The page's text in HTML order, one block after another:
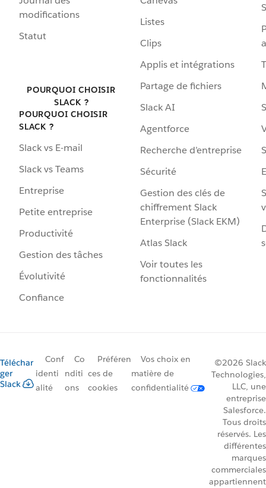
modifications
Statut
POURQUOI CHOISIR
SLACK ?
POURQUOI CHOISIR
SLACK ?
Slack vs E-mail
Slack vs Teams
Entreprise
Petite entreprise
Productivité
Gestion des tâches
Évolutivité
Confiance
Listes
Clips
Applis et intégrations
Partage de fichiers
Slack AI
Agentforce
Recherche d’entreprise
Sécurité
Gestion des clés de
chiffrement Slack
Enterprise (Slack EKM)
Atlas Slack
Voir toutes les
fonctionnalités
Téléchar
ger
Slack
Conf
identi
alité
Co
nditi
ons
Préféren
ces de
cookies
Vos choix en
matière de
confidentialité
©2026 Slack
Technologies,
LLC, une
entreprise
Salesforce.
Tous droits
réservés. Les
différentes
marques
commerciales
appartiennent